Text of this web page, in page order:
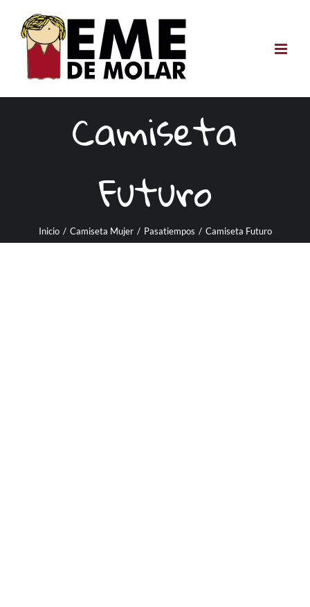
contenido
Camiseta
Futuro
Inicio / Camiseta Mujer / Pasatiempos / Camiseta Futuro